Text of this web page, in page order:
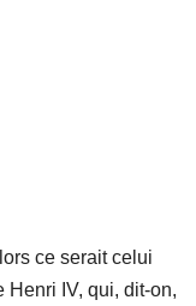
ce serait celui
Henri IV, qui, dit-on,